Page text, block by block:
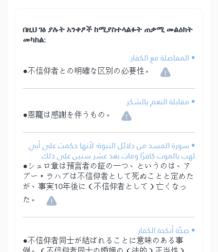
በዚህ ገፅ ያሉት አንቀፆች ከሚያስተላልፉት ጠቃሚ መልዕክት
መካከል:
• المفاصلة مع الكفار.
●不信仰者との明確な区別の必要性。
• مقابلة النعم بالشكر.
●恩寵は感謝を伴うもの。
• سورة المسد من دلائل النبوة؛ لأنها حكمت على أبي
لهب بالموت كافرًا ومات بعد عشر سنين على ذلك.
●シュロ章は預言者の証の一つ、というのは、ア
ブー・ラハブは不信仰者として死ぬことと定めた
が、事実10年後に（不信仰者として）亡くなっ
た。
• صِحَّة أنكحة الكفار.
●不信仰者同士が結ばれることに意味のある事